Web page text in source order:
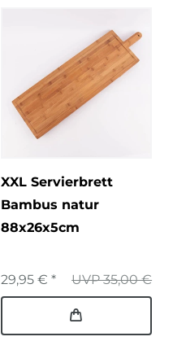
XXL Servierbrett
Bambus natur
88x26x5cm
UVP 35,00 €
29,95 € *